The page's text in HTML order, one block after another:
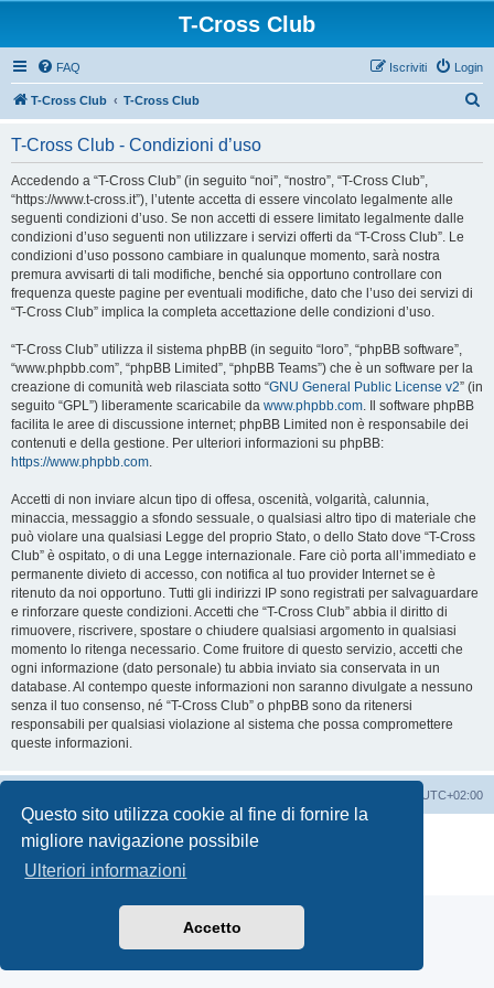
Questo sito utilizza cookie al fine di fornire la
migliore navigazione possibile
Ulteriori informazioni
Accetto
T-Cross Club
FAQ Login
Iscriviti
T-Cross Club T-Cross Club
T-Cross Club - Condizioni d’uso
Accedendo a “T-Cross Club” (in seguito “noi”, “nostro”, “T-Cross Club”,
“https://www.t-cross.it”), l’utente accetta di essere vincolato legalmente alle
seguenti condizioni d’uso. Se non accetti di essere limitato legalmente dalle
condizioni d’uso seguenti non utilizzare i servizi offerti da “T-Cross Club”. Le
condizioni d’uso possono cambiare in qualunque momento, sarà nostra
premura avvisarti di tali modifiche, benché sia opportuno controllare con
frequenza queste pagine per eventuali modifiche, dato che l’uso dei servizi di
“T-Cross Club” implica la completa accettazione delle condizioni d’uso.
“T-Cross Club” utilizza il sistema phpBB (in seguito “loro”, “phpBB software”,
“www.phpbb.com”, “phpBB Limited”, “phpBB Teams”) che è un software per la
creazione di comunità web rilasciata sotto “GNU General Public License v2” (in
seguito “GPL”) liberamente scaricabile da www.phpbb.com. Il software phpBB
facilita le aree di discussione internet; phpBB Limited non è responsabile dei
contenuti e della gestione. Per ulteriori informazioni su phpBB:
https://www.phpbb.com.
Accetti di non inviare alcun tipo di offesa, oscenità, volgarità, calunnia,
minaccia, messaggio a sfondo sessuale, o qualsiasi altro tipo di materiale che
può violare una qualsiasi Legge del proprio Stato, o dello Stato dove “T-Cross
Club” è ospitato, o di una Legge internazionale. Fare ciò porta all’immediato e
permanente divieto di accesso, con notifica al tuo provider Internet se è
ritenuto da noi opportuno. Tutti gli indirizzi IP sono registrati per salvaguardare
e rinforzare queste condizioni. Accetti che “T-Cross Club” abbia il diritto di
rimuovere, riscrivere, spostare o chiudere qualsiasi argomento in qualsiasi
momento lo ritenga necessario. Come fruitore di questo servizio, accetti che
ogni informazione (dato personale) tu abbia inviato sia conservata in un
database. Al contempo queste informazioni non saranno divulgate a nessuno
senza il tuo consenso, né “T-Cross Club” o phpBB sono da ritenersi
responsabili per qualsiasi violazione al sistema che possa compromettere
queste informazioni.
UTC+02:00
Creato da
® Forum Software © phpBB Limited
Traduzione Italiana